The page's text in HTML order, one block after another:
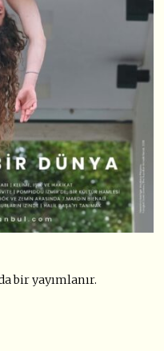
bir yayımlanır.